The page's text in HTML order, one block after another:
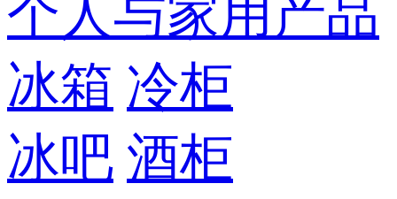
个人与家用产品
冰箱 冷柜
冰吧 酒柜